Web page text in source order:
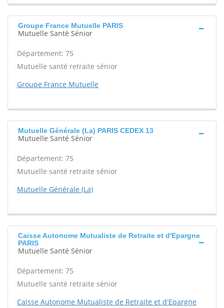
Groupe France Mutuelle PARIS
Mutuelle Santé Sénior
Département: 75
Mutuelle santé retraite sénior
Groupe France Mutuelle
Mutuelle Générale (La) PARIS CEDEX 13
Mutuelle Santé Sénior
Département: 75
Mutuelle santé retraite sénior
Mutuelle Générale (La)
Caisse Autonome Mutualiste de Retraite et d'Epargne
PARIS
Mutuelle Santé Sénior
Département: 75
Mutuelle santé retraite sénior
Caisse Autonome Mutualiste de Retraite et d'Epargne